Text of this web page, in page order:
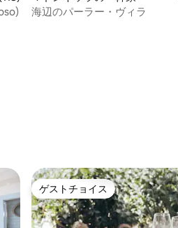
海辺のパーラー・ヴィラ
ゲストチョイス
ゲストチョイス